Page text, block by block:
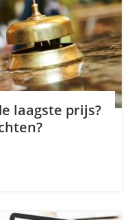
laagste prijs?